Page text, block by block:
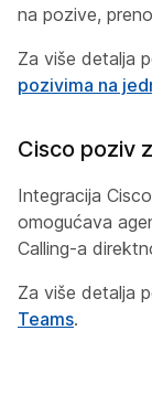
na pozive,
Za više detalja
pozivima na
Cisco poziv
Integracija
omogućava
Calling-a
Za više detalja
Teams.